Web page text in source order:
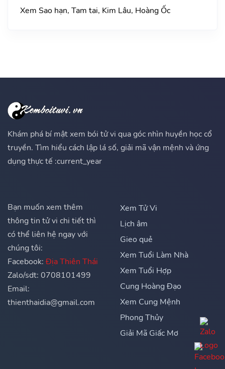
Xem Sao hạn, Tam tai, Kim Lâu, Hoàng Ốc
Khám phá bí mật xem bói tử vi qua góc nhìn huyền học cổ
truyền. Tìm hiểu cách lập lá số, giải mã vận mệnh và ứng
dụng thực tế :current_year
Bạn muốn xem thêm
thông tin tử vi chi tiết thì
có thể liên hệ ngay với
chúng tôi:
Facebook: Địa Thiên Thái
Zalo/sdt: 0708101499
Email:
thienthaidia@gmail.com
Xem Tử Vi
Lịch âm
Gieo quẻ
Xem Tuổi Làm Nhà
Xem Tuổi Hợp
Cung Hoàng Đạo
Xem Cung Mệnh
Phong Thủy
Giải Mã Giấc Mơ